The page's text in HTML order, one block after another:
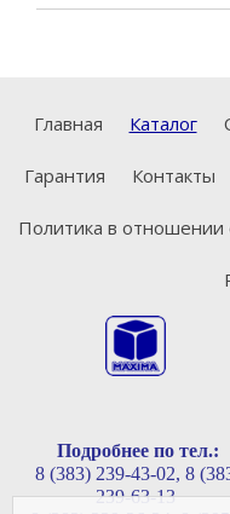
Главная Каталог
Гарантия Контакты
Политика в отношении
Подробнее по тел.:
8 (383) 239-43-02, 8
239-63-13